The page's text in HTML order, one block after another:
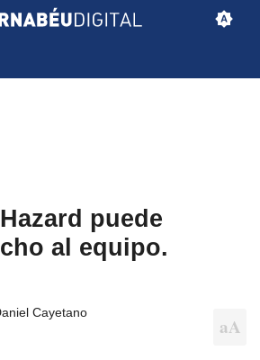
puede
al equipo.
Cayetano